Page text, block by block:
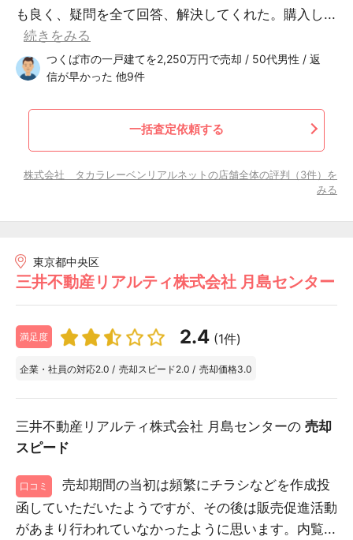
も良く、疑問を全て回答、解決してくれた。購入し...
続きをみる
つくば市の一戸建てを2,250万円で売却 / 50代男性 / 返
信が早かった 他9件
一括査定依頼する
株式会社 タカラレーベンリアルネットの店舗全体の評判（3件）を
みる
東京都中央区
三井不動産リアルティ株式会社 月島センター
満足度 2.4 (1件)
企業・社員の対応2.0 / 売却スピード2.0 / 売却価格3.0
三井不動産リアルティ株式会社 月島センターの 売却
スピード
口コミ
売却期間の当初は頻繁にチラシなどを作成投
函していただいたようですが、その後は販売促進活動
があまり行われていなかったように思います。内覧...